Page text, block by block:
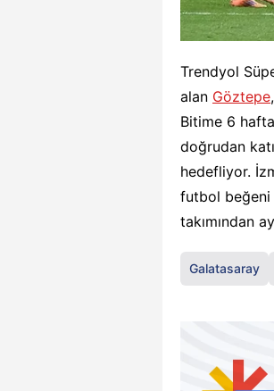
Trendyol
alan Göztepe
Bitime 6
doğrudan
hedefliyor.
futbol beğeni
takımından
Galatasaray